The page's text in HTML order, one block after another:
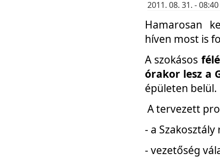
2011. 08. 31. -
Hamarosan
híven most is
A szokásos
órakor lesz a
épületen belül.
A tervezett
- a
- vezetőség